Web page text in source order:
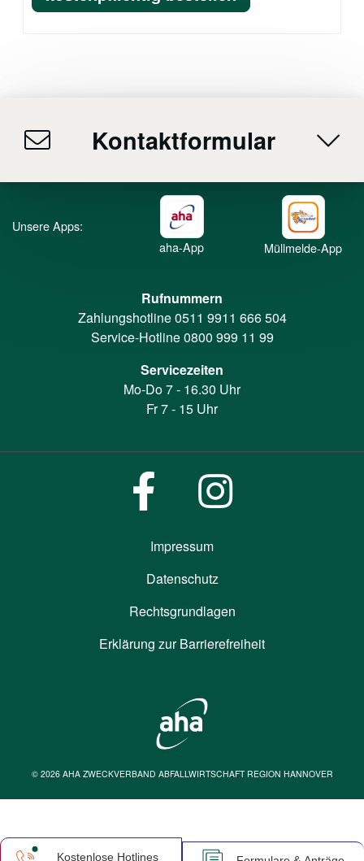
Kontaktformular
Unsere Apps:
aha-App
Müllmelde-App
Rufnummern
Zahlungshotline0511 9911 666 504
Service-Hotline0800 999 11 99
Servicezeiten
Mo-Do 7 - 16.30 Uhr
Fr 7 - 15 Uhr
Impressum
Datenschutz
Rechtsgrundlagen
Erklärung zur Barrierefreiheit
© 2026 AHA ZWECKVERBAND ABFALLWIRTSCHAFT REGION HANNOVER